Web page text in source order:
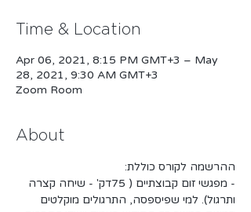
Time & Location
Apr 06, 2021, 8:15 PM GMT+3 – May
28, 2021, 9:30 AM GMT+3
Zoom Room
About
ההרשמה לקורס כוללת:
- מפגשי זום קבוצתיים ( 75דק' - שיחה קצרה
ותרגול). למי שפיספסה, התרגולים מוקלטים